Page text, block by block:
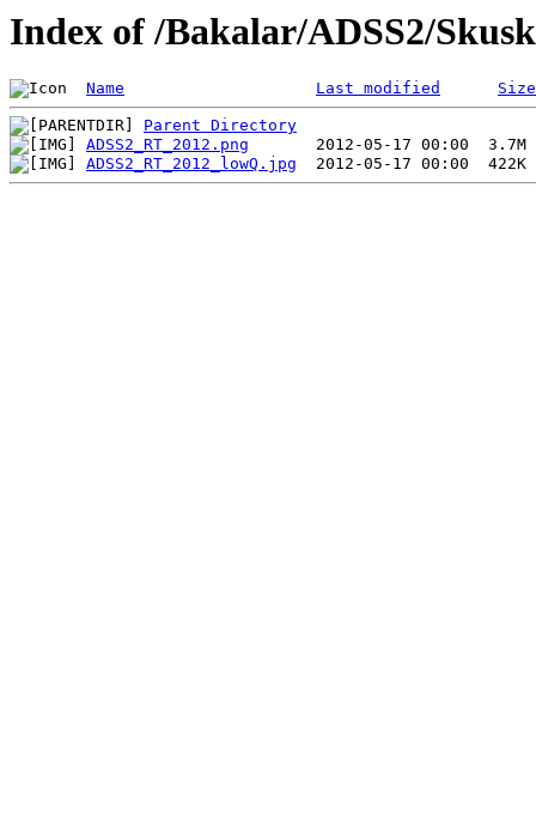
Index of /Bakalar/ADSS2/
Name Last modified Size
Parent Directory
ADSS2_RT_2012.png
ADSS2_RT_2012_lowQ.jpg